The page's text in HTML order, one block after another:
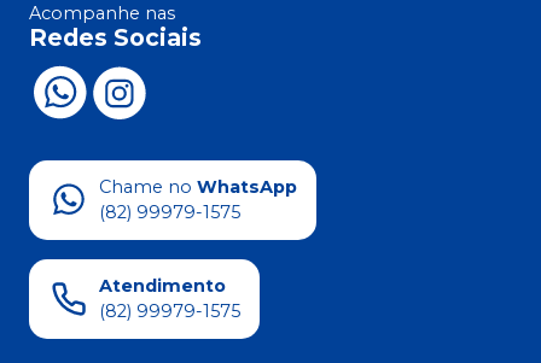
Acompanhe nas
Redes Sociais
Chame no WhatsApp
(82) 99979-1575
Atendimento
(82) 99979-1575